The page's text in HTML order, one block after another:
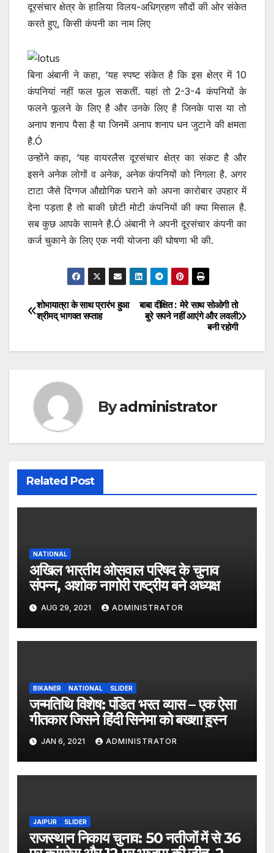
दूरसंचार क्षेत्र के हालिया विलय-अधिग्रहण सौदों की ओर संकेत
करते हुए, किसी कंपनी का नाम लिए
बिना अंबानी ने कहा, ‘यह स्पष्ट संकेत है कि इस क्षेत्र में 10
कंपनियां नहीं फल फूल सकतीं. यहां तो 2-3-4 कंपनियों के
फलने फूलने के लिए है और उनके लिए है जिनके पास या तो
अनाप शनाप पैसा है या जिनमें अनाप शनाप धन जुटाने की क्षमता
है.Ó
उन्होंने कहा, ‘यह वायरलैस दूरसंचार क्षेत्र का संकट है और
इसने अनेक लोगों व अनेक, अनेक कंपनियों को निगला है. अगर
टाटा जैसे दिग्गज औद्योगिक घराने को अपना कारोबार उपहार में
देना पड़ता है तो बाकी छोटी मोटी कंपनियों की क्या मिसाल है.
सब कुछ आपके सामने है.Ó अंबानी ने अपनी दूरसंचार कंपनी का
कर्ज चुकाने के लिए एक नयी योजना की घोषणा भी की.
Post
बाबा दीक्षित : मेरे साथ सोओगी तो
बुरे सपने नहीं आएंगे और लवली
बनी रहोगी
शोभायात्रा के साथ प्रारंभ हुआ
श्रीमद् भागवत सप्ताह
Byadministrator
Related Post
NATIONAL
अखिल भारतीय ओसवाल परिषद के चुनाव
संपन्न, अशोक नागोरी राष्ट्रीय बने अध्यक्ष
AUG 29, 2021 ADMINISTRATOR
BIKANER NATIONAL SLIDER
जन्मतिथि विशेष: पंडित भरत व्यास – एक ऐसा
गीतकार जिसने हिंदी सिनेमा को बख्शा हुस्न
JAN 6, 2021 ADMINISTRATOR
JAIPUR SLIDER
राजस्थान निकाय चुनाव: 50 नतीजों में से 36